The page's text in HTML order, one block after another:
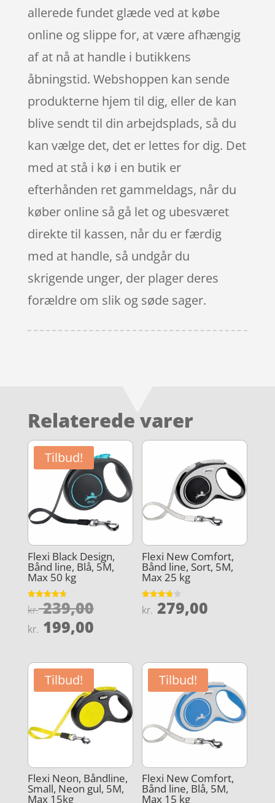
allerede fundet glæde ved at købe
online og slippe for, at være afhængig
af at nå at handle i butikkens
åbningstid. Webshoppen kan sende
produkterne hjem til dig, eller de kan
blive sendt til din arbejdsplads, så du
kan vælge det, det er lettes for dig. Det
med at stå i kø i en butik er
efterhånden ret gammeldags, når du
køber online så gå let og ubesværet
direkte til kassen, når du er færdig
med at handle, så undgår du
skrigende unger, der plager deres
forældre om slik og søde sager.
Relaterede varer
Tilbud!
Flexi Black Design,
Bånd line, Blå, 5M,
Max 50 kg
Vurderet
4.7
kr.239,00Den
oprindelige
kr. 239,00.
kr. 199,00Den
pris
er:
kr. 199,00.
Flexi New Comfort,
Bånd line, Sort, 5M,
Max 25 kg
Vurderet
3.8
kr. 279,00
Tilbud!
Flexi Neon, Båndline,
Small, Neon gul, 5M,
Max 15kg
Tilbud!
Flexi New Comfort,
Bånd line, Blå, 5M,
Max 15 kg